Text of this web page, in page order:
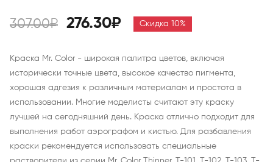
307.00₽ 276.30₽ Скидка 10%
Краска Mr. Color - широкая палитра цветов, включая
исторически точные цвета, высокое качество пигмента,
хорошая адгезия к различным материалам и простота в
использовании. Многие моделисты считают эту краску
лучшей на сегодняшний день. Краска отлично подходит для
выполнения работ аэрографом и кистью. Для разбавления
краски рекомендуется использовать специальные